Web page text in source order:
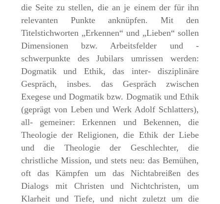
die Seite zu stellen, die an je einem der für ihn
relevanten Punkte anknüpfen. Mit den
Titelstichworten „Erkennen“ und „Lieben“ sollen
Dimensionen bzw. Arbeitsfelder und -
schwerpunkte des Jubilars umrissen werden:
Dogmatik und Ethik, das inter- disziplinäre
Gespräch, insbes. das Gespräch zwischen
Exegese und Dogmatik bzw. Dogmatik und Ethik
(geprägt von Leben und Werk Adolf Schlatters),
all- gemeiner: Erkennen und Bekennen, die
Theologie der Religionen, die Ethik der Liebe
und die Theologie der Geschlechter, die
christliche Mission, und stets neu: das Bemühen,
oft das Kämpfen um das Nichtabreißen des
Dialogs mit Christen und Nichtchristen, um
Klarheit und Tiefe, und nicht zuletzt um die